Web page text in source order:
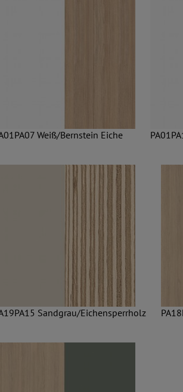
Weiß/Bernstein Eiche
Sandgrau/Eichensperrholz